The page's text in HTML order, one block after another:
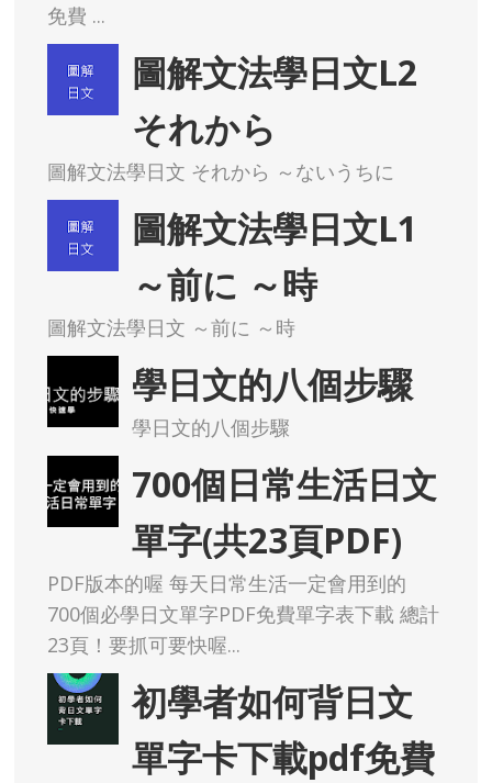
免費 ...
圖解文法學日文L2
それから
圖解文法學日文 それから ～ないうちに
圖解文法學日文L1
～前に ～時
圖解文法學日文 ～前に ～時
學日文的八個步驟
學日文的八個步驟
700個日常生活日文
單字(共23頁PDF)
PDF版本的喔 每天日常生活一定會用到的
700個必學日文單字PDF免費單字表下載 總計
23頁！要抓可要快喔...
初學者如何背日文
單字卡下載pdf免費